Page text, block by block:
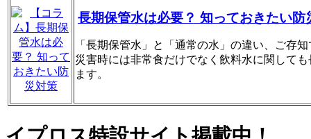
長期保管水は必要？ 知っておきたい防
「長期保管水」と「通常の水」の違い、ご存
災害時には非常食だけでなく飲料水に関して
ます。